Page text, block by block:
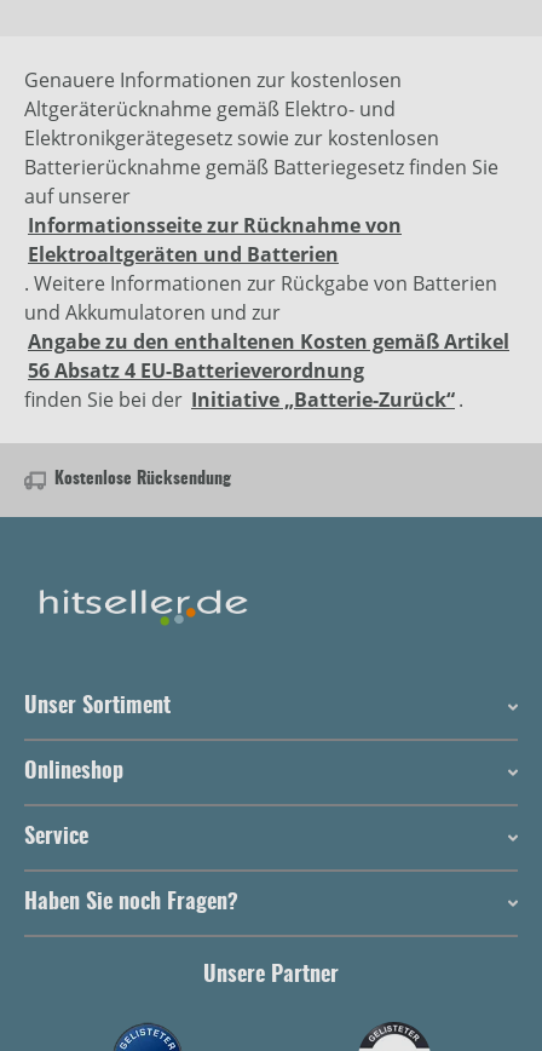
Genauere Informationen zur kostenlosen
Altgeräterücknahme gemäß Elektro- und
Elektronikgerätegesetz sowie zur kostenlosen
Batterierücknahme gemäß Batteriegesetz finden Sie
auf unserer
Informationsseite zur Rücknahme von
Elektroaltgeräten und Batterien
. Weitere Informationen zur Rückgabe von Batterien
und Akkumulatoren und zur
Angabe zu den enthaltenen Kosten gemäß Artikel
56 Absatz 4 EU-Batterieverordnung
finden Sie bei der Initiative „Batterie-Zurück“.
Kostenlose Rücksendung
Unser Sortiment
Onlineshop
Service
Haben Sie noch Fragen?
Unsere Partner